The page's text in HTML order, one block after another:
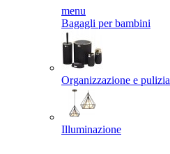
menu
Bagagli per bambini
Organizzazione e pulizia
Illuminazione